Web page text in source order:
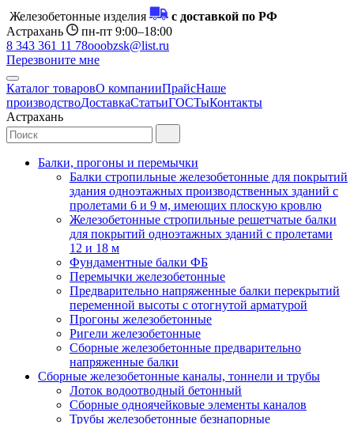
Железобетонные изделия
с доставкой по РФ
Астрахань
пн-пт 9:00–18:00
8 343 361 11 78ooobzsk@list.ru
Перезвоните мне
Каталог товаровО компанииПрайсНаше
производствоДоставкаСтатьиГОСТыКонтакты
Астрахань
Балки, прогоны и перемычки
Балки стропильные железобетонные для покрытий
здания одноэтажных производственных зданий с
пролетами 6 и 9 м, имеющих плоскую кровлю
Железобетонные стропильные решетчатые балки
для покрытий одноэтажных зданий с пролетами
12 и 18 м
Фундаментные балки ФБ
Перемычки железобетонные
Предварительно напряженные балки перекрытий
переменной высоты с отогнутой арматурой
Прогоны железобетонные
Ригели железобетонные
Сборные железобетонные предварительно
напряженные балки
Сборные железобетонные каналы, тоннели и трубы
Лоток водоотводный бетонный
Сборные одноячейковые элементы каналов
Трубы железобетонные безнапорные